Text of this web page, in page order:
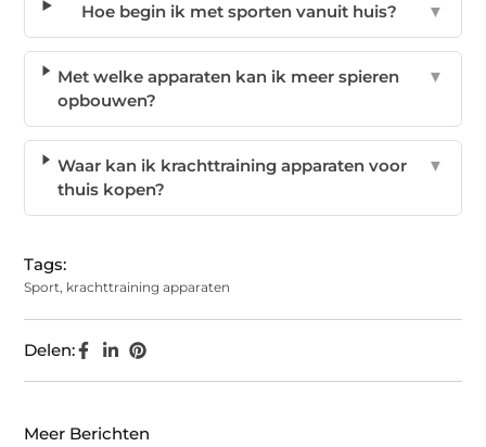
Hoe begin ik met sporten vanuit huis? ▼
Met welke apparaten kan ik meer spieren
opbouwen?
▼
Waar kan ik krachttraining apparaten voor
thuis kopen?
▼
Tags:
Sport, krachttraining apparaten
Delen:
Meer Berichten